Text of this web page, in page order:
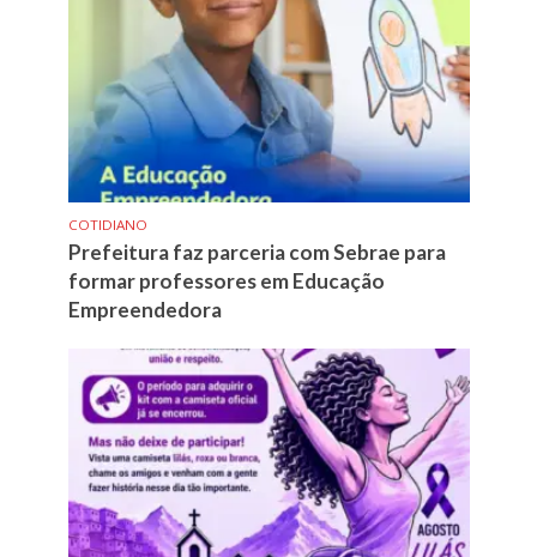
COTIDIANO
Prefeitura faz parceria com Sebrae para
formar professores em Educação
Empreendedora